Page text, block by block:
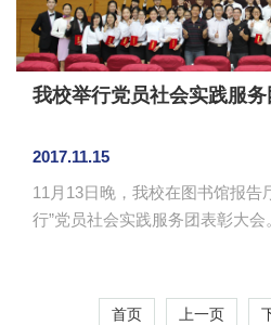
我校举行党员社会实践服
2017.11.15
11月13日晚，我校在图书馆报告
行”党员社会实践服务团表彰大
学院“七彩实践，党员先行”党员
首页 上一页